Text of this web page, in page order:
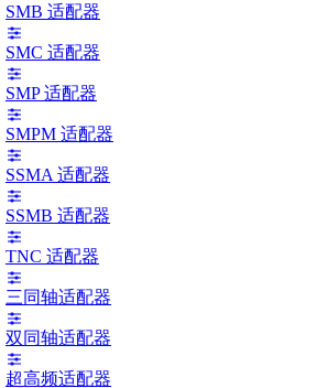
SMB 适配器
SMC 适配器
SMP 适配器
SMPM 适配器
SSMA 适配器
SSMB 适配器
TNC 适配器
三同轴适配器
双同轴适配器
超高频适配器